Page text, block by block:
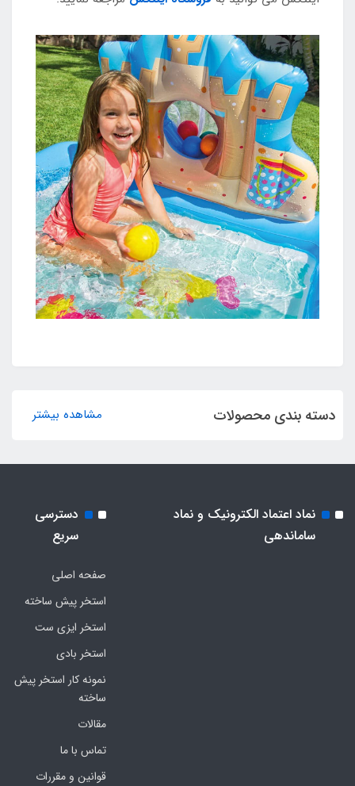
دسته بندی محصولات مشاهده بیشتر
نماد اعتماد الکترونیک و نماد
ساماندهی
دسترسی
سریع
صفحه اصلی
استخر پیش ساخته
استخر ایزی ست
استخر بادی
نمونه کار استخر پیش
ساخته
مقالات
تماس با ما
قوانین و مقررات